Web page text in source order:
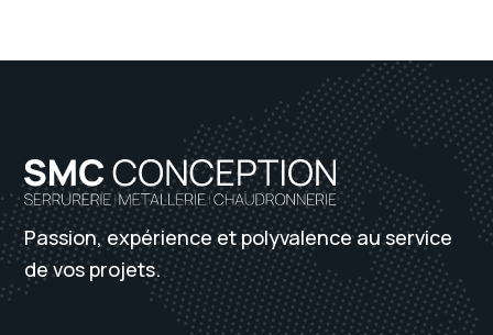
Passion, expérience et polyvalence au service
de vos projets.